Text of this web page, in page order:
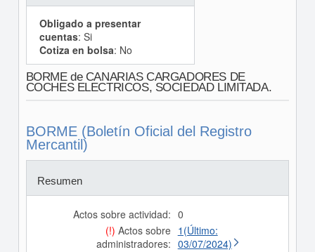
Obligado a presentar
cuentas: Si
Cotiza en bolsa: No
BORME de CANARIAS CARGADORES DE
COCHES ELECTRICOS, SOCIEDAD LIMITADA.
BORME (Boletín Oficial del Registro
Mercantil)
Resumen
Actos sobre actividad: 0
(!) Actos sobre
administradores:
1(Último:
03/07/2024)